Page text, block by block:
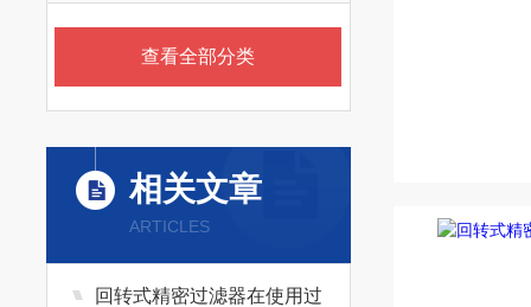
查看全部分类
相关文章
ARTICLES
回转式精密过滤器在使用过